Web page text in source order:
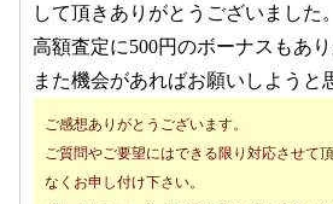
して頂きありがとうございました。
高額査定に500円のボーナスもあり
また機会があればお願いしようと
ご感想ありがとうございます。
ご質問やご要望にはできる限り対応させて
なくお申し付け下さい。